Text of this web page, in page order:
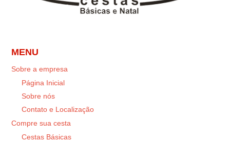
MENU
Sobre a empresa
Página Inicial
Sobre nós
Contato e Localização
Compre sua cesta
Cestas Básicas